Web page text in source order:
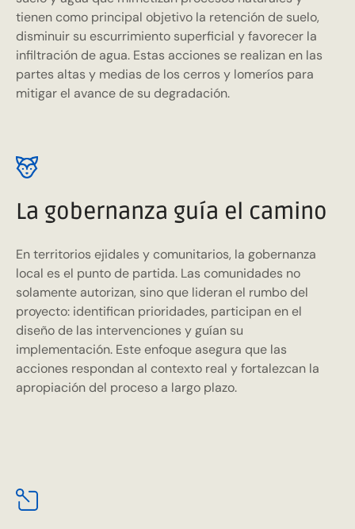
tienen como principal objetivo la retención de suelo,
disminuir su escurrimiento superficial y favorecer la
infiltración de agua. Estas acciones se realizan en las
partes altas y medias de los cerros y lomeríos para
mitigar el avance de su degradación.
La gobernanza guía el camino
En territorios ejidales y comunitarios, la gobernanza
local es el punto de partida. Las comunidades no
solamente autorizan, sino que lideran el rumbo del
proyecto: identifican prioridades, participan en el
diseño de las intervenciones y guían su
implementación. Este enfoque asegura que las
acciones respondan al contexto real y fortalezcan la
apropiación del proceso a largo plazo.